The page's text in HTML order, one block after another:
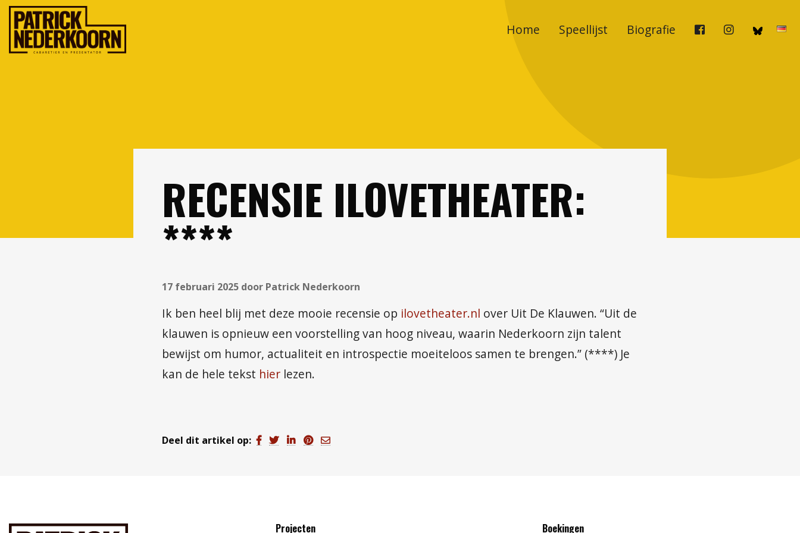
Home Speellijst Biografie
RECENSIE ILOVETHEATER:
****
17 februari 2025 door Patrick Nederkoorn
Ik ben heel blij met deze mooie recensie op ilovetheater.nl over Uit De Klauwen. “Uit de
klauwen is opnieuw een voorstelling van hoog niveau, waarin Nederkoorn zijn talent
bewijst om humor, actualiteit en introspectie moeiteloos samen te brengen.” (****) Je
kan de hele tekst hier lezen.
Deel dit artikel op:
Projecten Boekingen